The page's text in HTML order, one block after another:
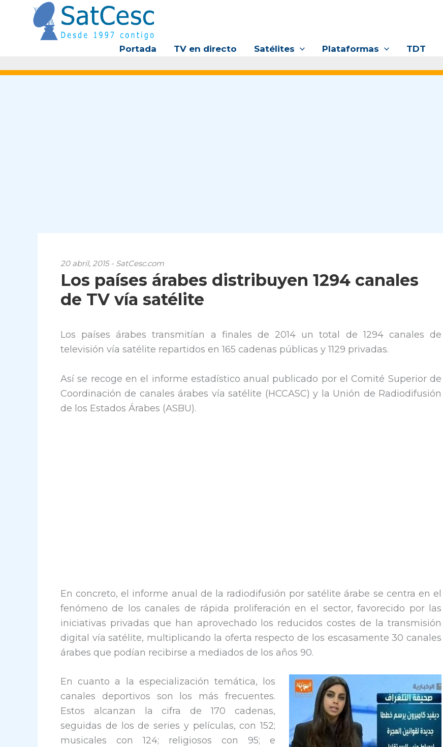
contenido
Portada TV en directo Satélites Plataformas TDT
20 abril, 2015 - SatCesc.com
Los países árabes distribuyen 1294 canales
de TV vía satélite
Los países árabes transmitían a finales de 2014 un total de 1294 canales de
televisión vía satélite repartidos en 165 cadenas públicas y 1129 privadas.
Así se recoge en el informe estadístico anual publicado por el Comité Superior de
Coordinación de canales árabes vía satélite (HCCASC) y la Unión de Radiodifusión
de los Estados Árabes (ASBU).
En concreto, el informe anual de la radiodifusión por satélite árabe se centra en el
fenómeno de los canales de rápida proliferación en el sector, favorecido por las
iniciativas privadas que han aprovechado los reducidos costes de la transmisión
digital vía satélite, multiplicando la oferta respecto de los escasamente 30 canales
árabes que podían recibirse a mediados de los años 90.
En cuanto a la especialización temática, los
canales deportivos son los más frecuentes.
Estos alcanzan la cifra de 170 cadenas,
seguidas de los de series y películas, con 152;
musicales con 124; religiosos con 95; e